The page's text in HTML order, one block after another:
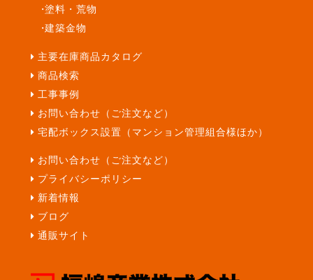
塗料・荒物
建築金物
主要在庫商品カタログ
商品検索
工事事例
お問い合わせ（ご注文など）
宅配ボックス設置（マンション管理組合様ほか）
お問い合わせ（ご注文など）
プライバシーポリシー
新着情報
ブログ
通販サイト